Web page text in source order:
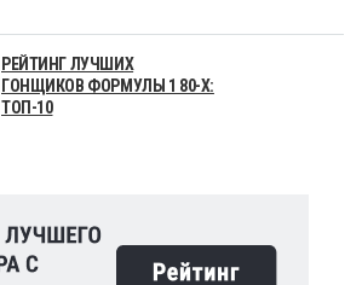
РЕЙТИНГ ЛУЧШИХ
ГОНЩИКОВ ФОРМУЛЫ 1 80-Х:
ТОП-10